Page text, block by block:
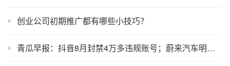
创业公司初期推广都有哪些小技巧？
青瓜早报：抖音8月封禁4万多违规账号；蔚来汽车明日美股上市……